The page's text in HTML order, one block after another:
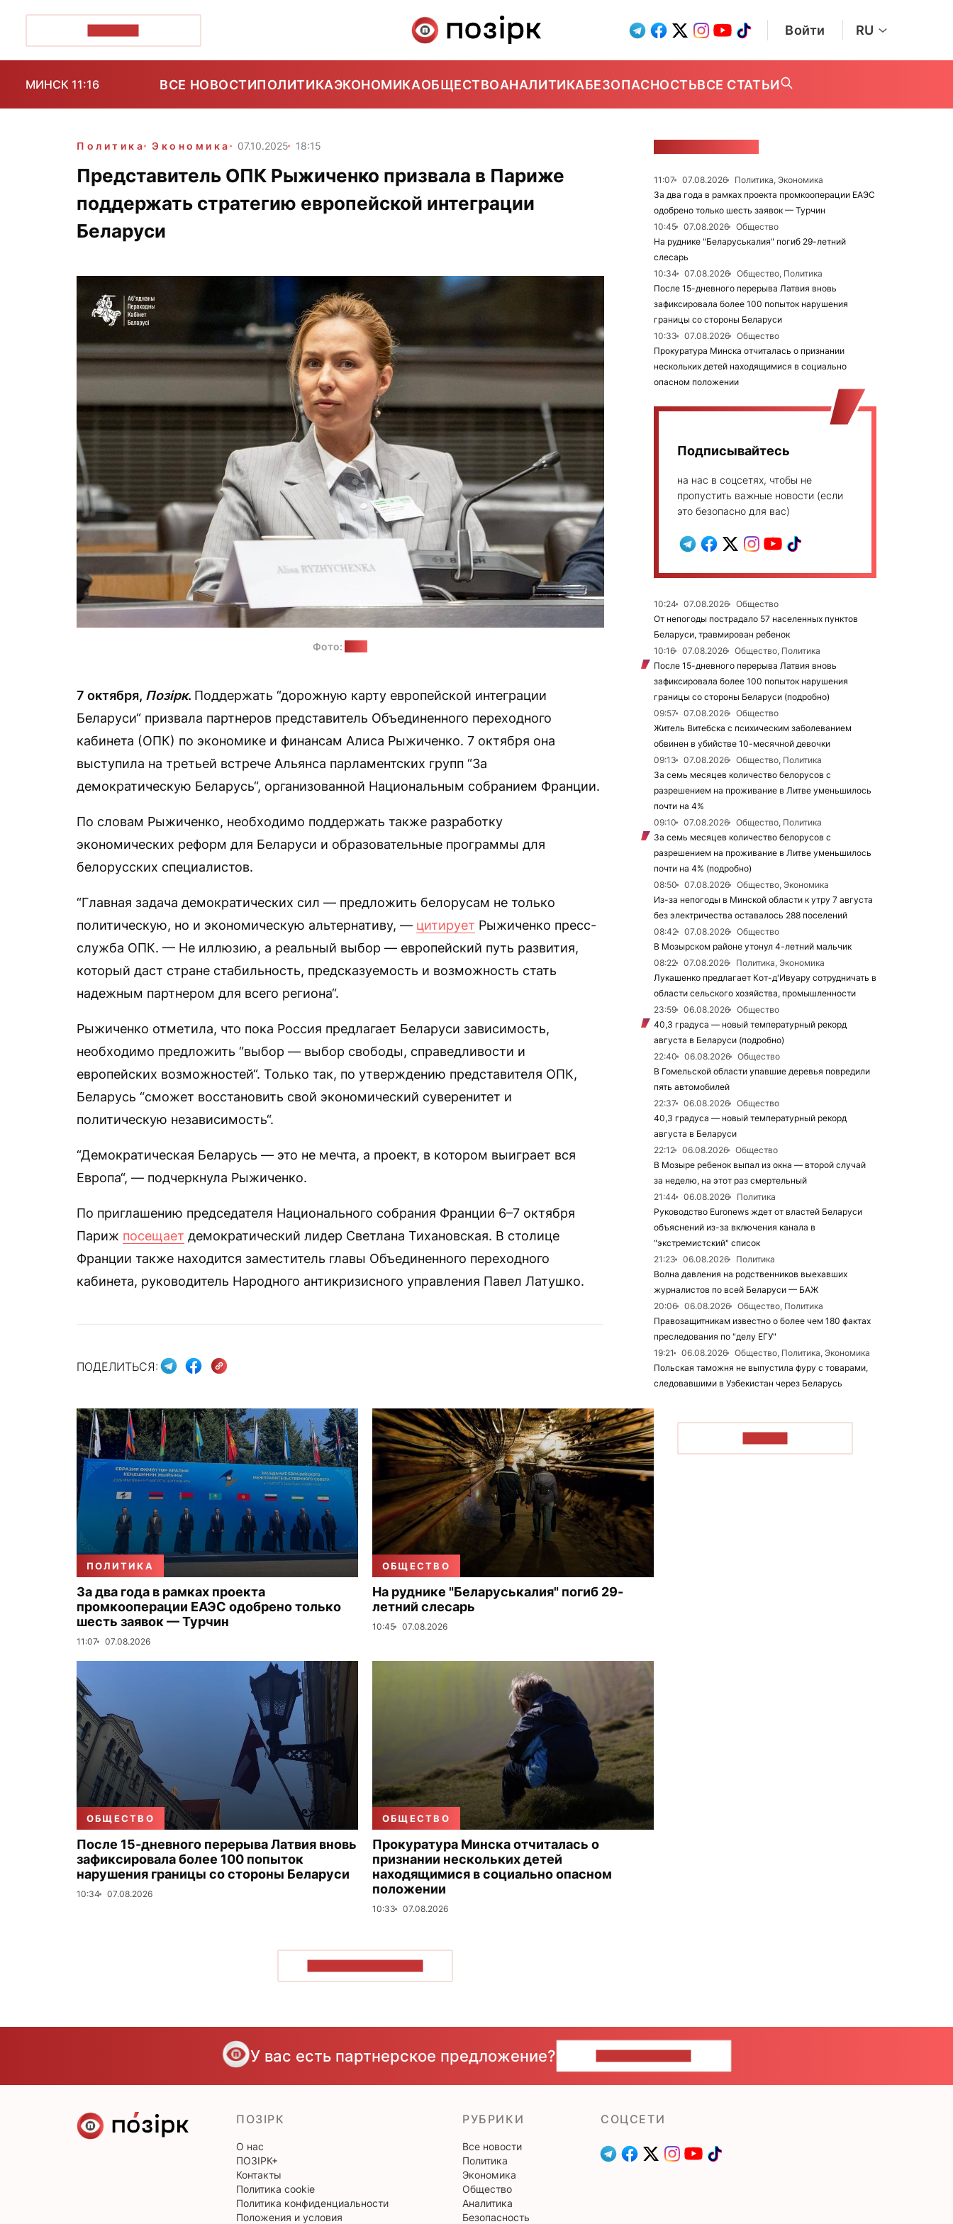
Войти RU
МИНСК 11:16 ВСЕ НОВОСТИПОЛИТИКАЭКОНОМИКАОБЩЕСТВОАНАЛИТИКАБЕЗОПАСНОСТЬВСЕ СТАТЬИ
Политика Экономика 07.10.2025 18:15
Представитель ОПК Рыжиченко призвала в Париже
поддержать стратегию европейской интеграции
Беларуси
Фото:
7 октября, Позірк. Поддержать “дорожную карту европейской интеграции
Беларуси“ призвала партнеров представитель Объединенного переходного
кабинета (ОПК) по экономике и финансам Алиса Рыжиченко. 7 октября она
выступила на третьей встрече Альянса парламентских групп “За
демократическую Беларусь“, организованной Национальным собранием Франции.
По словам Рыжиченко, необходимо поддержать также разработку
экономических реформ для Беларуси и образовательные программы для
белорусских специалистов.
“Главная задача демократических сил — предложить белорусам не только
политическую, но и экономическую альтернативу, — цитирует Рыжиченко пресс-
служба ОПК. — Не иллюзию, а реальный выбор — европейский путь развития,
который даст стране стабильность, предсказуемость и возможность стать
надежным партнером для всего региона“.
Рыжиченко отметила, что пока Россия предлагает Беларуси зависимость,
необходимо предложить “выбор — выбор свободы, справедливости и
европейских возможностей“. Только так, по утверждению представителя ОПК,
Беларусь “сможет восстановить свой экономический суверенитет и
политическую независимость“.
“Демократическая Беларусь — это не мечта, а проект, в котором выиграет вся
Европа“, — подчеркнула Рыжиченко.
По приглашению председателя Национального собрания Франции 6–7 октября
Париж посещает демократический лидер Светлана Тихановская. В столице
Франции также находится заместитель главы Объединенного переходного
кабинета, руководитель Народного антикризисного управления Павел Латушко.
ПОДЕЛИТЬСЯ:
ПОЛИТИКА
За два года в рамках проекта
промкооперации ЕАЭС одобрено только
шесть заявок — Турчин
11:07 07.08.2026
ОБЩЕСТВО
На руднике "Беларуськалия" погиб 29-
летний слесарь
10:45 07.08.2026
ОБЩЕСТВО
После 15-дневного перерыва Латвия вновь
зафиксировала более 100 попыток
нарушения границы со стороны Беларуси
10:34 07.08.2026
ОБЩЕСТВО
Прокуратура Минска отчиталась о
признании нескольких детей
находящимися в социально опасном
положении
10:33 07.08.2026
11:07 07.08.2026
Политика, Экономика
За два года в рамках проекта промкооперации ЕАЭС
одобрено только шесть заявок — Турчин
10:45
07.08.2026
Общество
На руднике "Беларуськалия" погиб 29-летний
слесарь
10:34
07.08.2026
Общество, Политика
После 15-дневного перерыва Латвия вновь
зафиксировала более 100 попыток нарушения
границы со стороны Беларуси
10:33
07.08.2026
Общество
Прокуратура Минска отчиталась о признании
нескольких детей находящимися в социально
опасном положении
Подписывайтесь
на нас в соцсетях, чтобы не
пропустить важные новости (если
это безопасно для вас)
10:24 07.08.2026
Общество
От непогоды пострадало 57 населенных пунктов
Беларуси, травмирован ребенок
10:16
07.08.2026
Общество, Политика
После 15-дневного перерыва Латвия вновь
зафиксировала более 100 попыток нарушения
границы со стороны Беларуси (подробно)
09:57
07.08.2026
Общество
Житель Витебска с психическим заболеванием
обвинен в убийстве 10-месячной девочки
09:13
07.08.2026
Общество, Политика
За семь месяцев количество белорусов с
разрешением на проживание в Литве уменьшилось
почти на 4%
09:10
07.08.2026
Общество, Политика
За семь месяцев количество белорусов с
разрешением на проживание в Литве уменьшилось
почти на 4% (подробно)
08:50
07.08.2026
Общество, Экономика
Из-за непогоды в Минской области к утру 7 августа
без электричества оставалось 288 поселений
08:42
07.08.2026
Общество
В Мозырском районе утонул 4-летний мальчик
08:22
07.08.2026
Политика, Экономика
Лукашенко предлагает Кот-д'Ивуару сотрудничать в
области сельского хозяйства, промышленности
23:59
06.08.2026
Общество
40,3 градуса — новый температурный рекорд
августа в Беларуси (подробно)
22:40
06.08.2026
Общество
В Гомельской области упавшие деревья повредили
пять автомобилей
22:37
06.08.2026
Общество
40,3 градуса — новый температурный рекорд
августа в Беларуси
22:12
06.08.2026
Общество
В Мозыре ребенок выпал из окна — второй случай
за неделю, на этот раз смертельный
21:44
06.08.2026
Политика
Руководство Euronews ждет от властей Беларуси
объяснений из-за включения канала в
"экстремистский" список
21:23
06.08.2026
Политика
Волна давления на родственников выехавших
журналистов по всей Беларуси — БАЖ
20:06
06.08.2026
Общество, Политика
Правозащитникам известно о более чем 180 фактах
преследования по "делу ЕГУ"
19:21
06.08.2026
Общество, Политика, Экономика
Польская таможня не выпустила фуру с товарами,
следовавшими в Узбекистан через Беларусь
У вас есть партнерское предложение?
ПОЗІРК
О нас
ПОЗІРК+
Контакты
Политика cookie
Политика конфиденциальности
Положения и условия
РУБРИКИ
Все новости
Политика
Экономика
Общество
Аналитика
Безопасность
CОЦСЕТИ